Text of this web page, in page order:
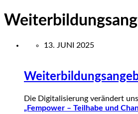
13. JUNI 2025
Die Digitalisierung verändert
„Fempower – Teilhabe und